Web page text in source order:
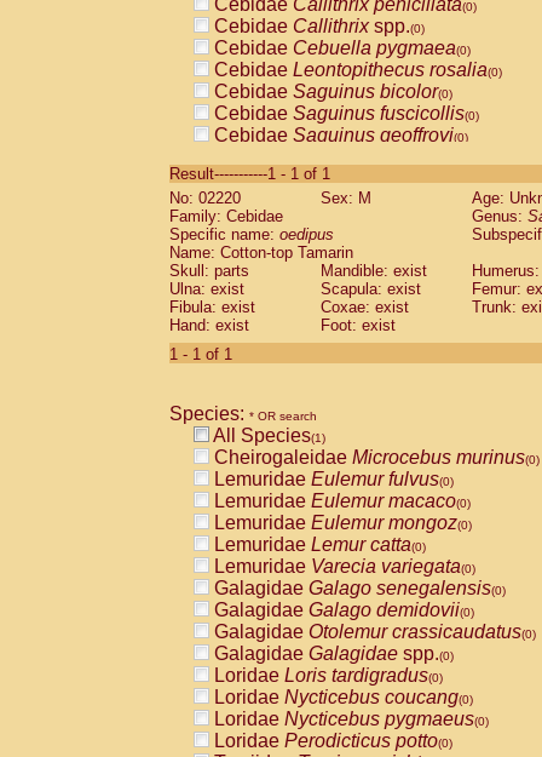
Cebidae Callithrix penicillata(0)
Cebidae Callithrixspp.(0)
Cebidae Cebuella pygmaea(0)
Cebidae Leontopithecus rosalia(0)
Cebidae Saguinus bicolor(0)
Cebidae Saguinus fuscicollis(0)
Cebidae Saguinus geoffroyi(0)
CebidaeSaguinus labiatus(0)
Cebidae Saguinus leucopus (0)
Cebidae
CebidaeSaguinus mystax
Cebidae Saguinus nigricollis (0)
Cebidae Saguinus oedipus
Cebidae Saguinus weddelli
Cebidae Saguinusspp.
Cebidae
CebidaeCebus capucinus
CebidaeCebus nigrivittatus
CebidaeCebus spp.(0)
CebidaeSaimiri boliviensis(0)
CebidaeSaimiri sciureus(0)
AtelidaeAlouatta caraya(0)
AtelidaeAlouatta fusca(0)
AtelidaeAlouatta seniculus(0)
AtelidaeAlouattaspp.(0)
AtelidaeAteles belzebuth(0)
AtelidaeAteles geoffroyi(0)
AtelidaeAteles paniscus(0)
AtelidaeAtelesspp.(0)
AtelidaeLagothrix lagothricha(0)
AtelidaeLagothrix lagothricha cana
PitheciidaeCacajao calvus
Result-----------1 - 1 of 1
No: 02220
Sex: M
Age:
Family: Cebidae
Genus:
Specific name: oedipus
Name: Cotton-top Tamarin
Skull: parts
Mandible: exist
Ulna: exist
Scapula: exist
Femur:
Fibula: exist
Coxae: exist
Trunk:
Hand: exist
Foot: exist
1 - 1 of 1
Species: * OR search
All Species(1)
Cheirogaleidae Microcebus murinus(0)
Lemuridae Eulemur fulvus(0)
Lemuridae Eulemur macaco(0)
Lemuridae Eulemur mongoz(0)
Lemuridae Lemur catta(0)
Lemuridae Varecia variegata(0)
Galagidae Galago senegalensis(0)
Galagidae Galago demidovii(0)
Galagidae Otolemur crassicaudatus(0)
Galagidae Galagidae spp.(0)
Loridae Loris tardigradus(0)
Loridae Nycticebus coucang(0)
Loridae Nycticebus pygmaeus(0)
Loridae Perodicticus potto(0)